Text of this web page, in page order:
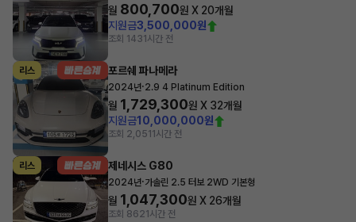
월 800,700원 X 20개월
지원금3,500,000원
조회 1431시간 전
리스 포르쉐 파나메라
2024년·2.9 4 Platinum Edition
월 1,729,300원 X 32개월
지원금10,000,000원
조회 2,051 1시간 전
리스 제네시스 G80
2024년·가솔린 2.5 터보 2WD 기본형
월 1,047,300원 X 26개월
조회 8621시간 전